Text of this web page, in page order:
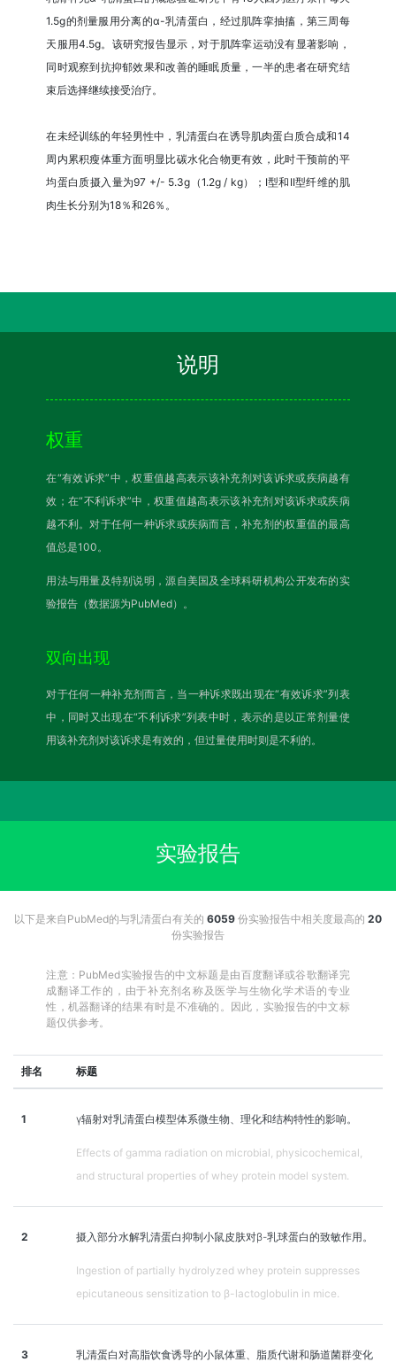
1.5g的剂量服用分离的α-乳清蛋白，经过肌阵挛抽搐，第三周每
天服用4.5g。该研究报告显示，对于肌阵挛运动没有显著影响，
同时观察到抗抑郁效果和改善的睡眠质量，一半的患者在研究结
束后选择继续接受治疗。
在未经训练的年轻男性中，乳清蛋白在诱导肌肉蛋白质合成和14
周内累积瘦体重方面明显比碳水化合物更有效，此时干预前的平
均蛋白质摄入量为97 +/- 5.3g（1.2g / kg）；I型和II型纤维的肌
肉生长分别为18％和26％。
说明
权重
在“有效诉求”中，权重值越高表示该补充剂对该诉求或疾病越有
效；在“不利诉求”中，权重值越高表示该补充剂对该诉求或疾病
越不利。对于任何一种诉求或疾病而言，补充剂的权重值的最高
值总是100。
用法与用量及特别说明，源自美国及全球科研机构公开发布的实
验报告（数据源为PubMed）。
双向出现
对于任何一种补充剂而言，当一种诉求既出现在“有效诉求”列表
中，同时又出现在“不利诉求”列表中时，表示的是以正常剂量使
用该补充剂对该诉求是有效的，但过量使用时则是不利的。
实验报告
以下是来自PubMed的与乳清蛋白有关的 6059 份实验报告中相关度最高的 20
份实验报告
注意：PubMed实验报告的中文标题是由百度翻译或谷歌翻译完
成翻译工作的，由于补充剂名称及医学与生物化学术语的专业
性，机器翻译的结果有时是不准确的。因此，实验报告的中文标
题仅供参考。
排名 标题
1 γ辐射对乳清蛋白模型体系微生物、理化和结构特性的影响。
Effects of gamma radiation on microbial, physicochemical,
and structural properties of whey protein model system.
2 摄入部分水解乳清蛋白抑制小鼠皮肤对β-乳球蛋白的致敏作用。
Ingestion of partially hydrolyzed whey protein suppresses
epicutaneous sensitization to β-lactoglobulin in mice.
3
乳清蛋白对高脂饮食诱导的小鼠体重、脂质代谢和肠道菌群变化